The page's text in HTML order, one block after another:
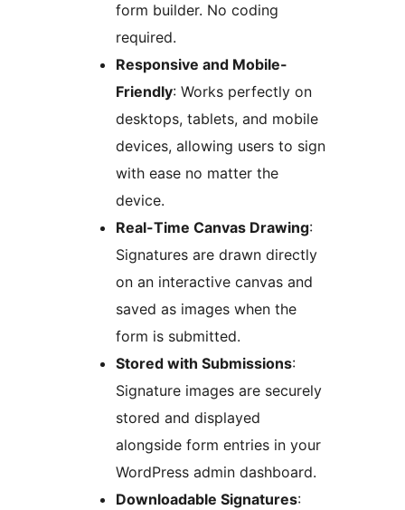
form builder. No coding
required.
Responsive and Mobile-
Friendly: Works perfectly on
desktops, tablets, and mobile
devices, allowing users to sign
with ease no matter the
device.
Real-Time Canvas Drawing:
Signatures are drawn directly
on an interactive canvas and
saved as images when the
form is submitted.
Stored with Submissions:
Signature images are securely
stored and displayed
alongside form entries in your
WordPress admin dashboard.
Downloadable Signatures: